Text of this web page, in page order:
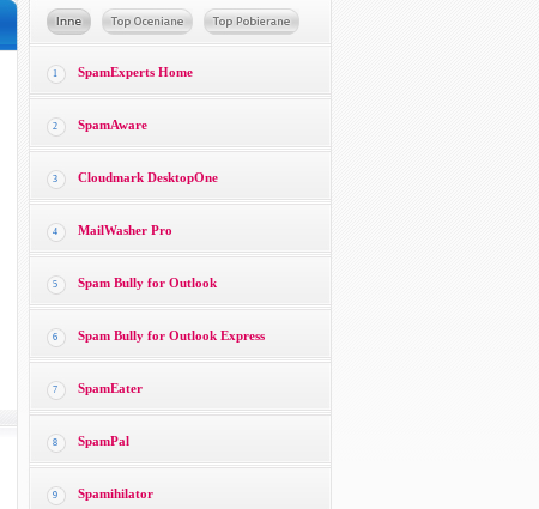
1 SpamExperts Home
2 SpamAware
3 Cloudmark DesktopOne
4 MailWasher Pro
5 Spam Bully for Outlook
6 Spam Bully for Outlook Express
7 SpamEater
8 SpamPal
9 Spamihilator